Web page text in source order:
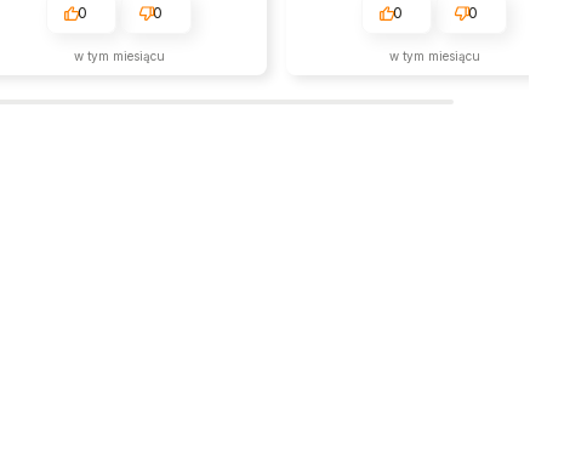
kolejny raz.
0 0
w tym miesiącu
Stały klient.
0 0
w tym miesiącu